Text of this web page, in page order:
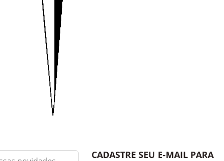
CADASTRE SEU E-MAIL PARA